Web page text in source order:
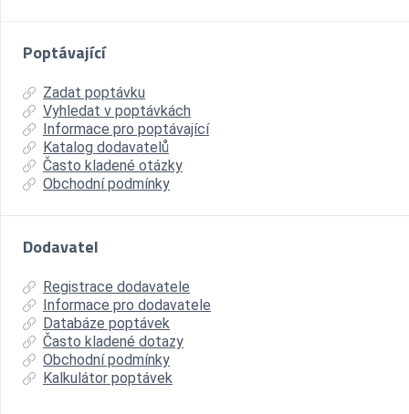
Poptávající
Zadat poptávku
Vyhledat v poptávkách
Informace pro poptávající
Katalog dodavatelů
Často kladené otázky
Obchodní podmínky
Dodavatel
Registrace dodavatele
Informace pro dodavatele
Databáze poptávek
Často kladené dotazy
Obchodní podmínky
Kalkulátor poptávek